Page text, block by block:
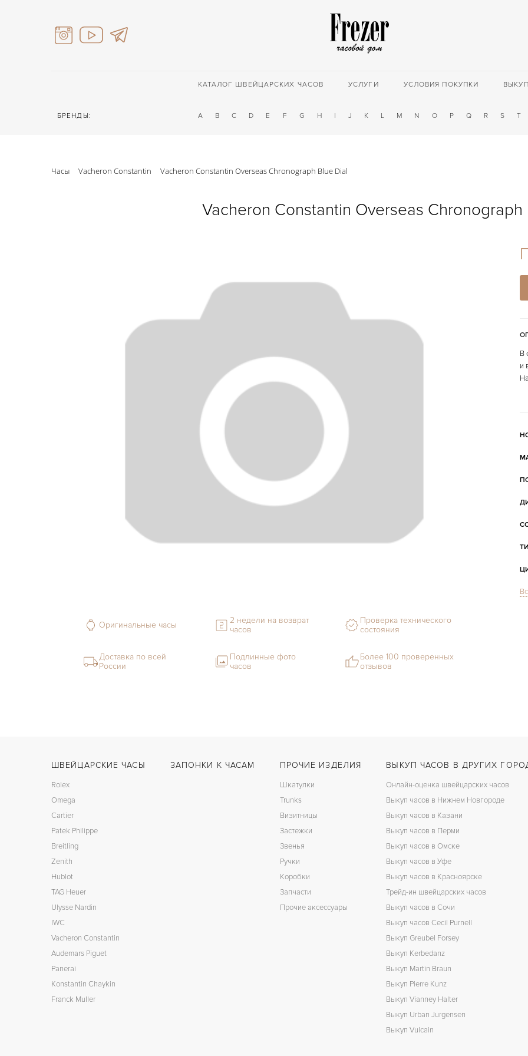
КАТАЛОГ ШВЕЙЦАРСКИХ ЧАСОВ УСЛУГИ УСЛОВИЯ ПОКУПКИ ВЫКУП
БРЕНДЫ: A B C D E F G H I J K L M N O P Q R S T
Часы Vacheron Constantin Vacheron Constantin Overseas Chronograph Blue Dial
Vacheron Constantin Overseas Chronograph
В
и
Оригинальные часы
2 недели на возврат
часов
Проверка технического
состояния
Доставка по всей
России
Подлинные фото
часов
Более 100 проверенных
отзывов
ШВЕЙЦАРСКИЕ ЧАСЫ
Rolex
Omega
Cartier
Patek Philippe
Breitling
Zenith
Hublot
TAG Heuer
Ulysse Nardin
IWC
Vacheron Constantin
Audemars Piguet
Panerai
Konstantin Chaykin
Franck Muller
ЗАПОНКИ К ЧАСАМ ПРОЧИЕ ИЗДЕЛИЯ
Шкатулки
Trunks
Визитницы
Застежки
Звенья
Ручки
Коробки
Запчасти
Прочие аксессуары
ВЫКУП ЧАСОВ В ДРУГИХ
Онлайн-оценка швейцарских часов
Выкуп часов в Нижнем Новгороде
Выкуп часов в Казани
Выкуп часов в Перми
Выкуп часов в Омске
Выкуп часов в Уфе
Выкуп часов в Красноярске
Трейд-ин швейцарских часов
Выкуп часов в Сочи
Выкуп часов Cecil Purnell
Выкуп Greubel Forsey
Выкуп Kerbedanz
Выкуп Martin Braun
Выкуп Pierre Kunz
Выкуп Vianney Halter
Выкуп Urban Jurgensen
Выкуп Vulcain